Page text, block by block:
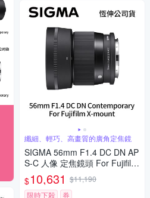
纖細、輕巧、高畫質的廣角定焦鏡
SIGMA 56mm F1.4 DC DN AP
S-C 人像 定焦鏡頭 For Fujifilm
X-mount (公司貨)
$10,631 $11,190
限時下殺
券